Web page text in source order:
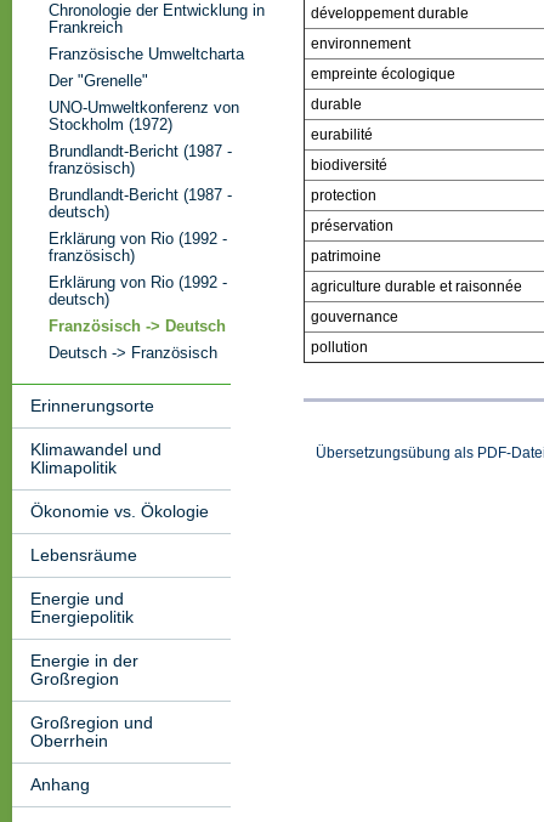
Chronologie der Entwicklung in
Frankreich
Französische Umweltcharta
Der "Grenelle"
UNO-Umweltkonferenz von
Stockholm (1972)
Brundlandt-Bericht (1987 -
französisch)
Brundlandt-Bericht (1987 -
deutsch)
Erklärung von Rio (1992 -
französisch)
Erklärung von Rio (1992 -
deutsch)
Französisch -> Deutsch
Deutsch -> Französisch
Erinnerungsorte
Klimawandel und
Klimapolitik
Ökonomie vs. Ökologie
Lebensräume
Energie und
Energiepolitik
Energie in der
Großregion
Großregion und
Oberrhein
Anhang
développement durable
environnement
empreinte écologique
durable
eurabilité
biodiversité
protection
préservation
patrimoine
agriculture durable et raisonnée
gouvernance
pollution
Übersetzungsübung als PDF-